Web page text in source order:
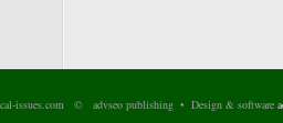
issues.com © advseo publishing • Design & software